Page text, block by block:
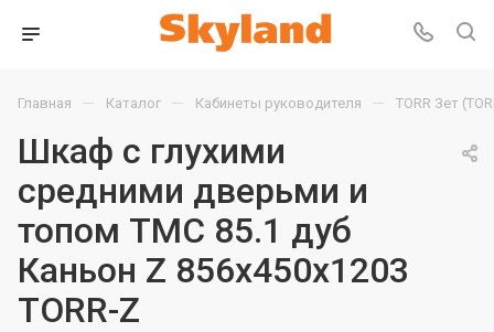
Главная — Каталог — Кабинеты руководителя — TORR Зет
Шкаф с глухими
средними дверьми и
топом TMC 85.1 дуб
Каньон Z 856х450х1203
TORR-Z